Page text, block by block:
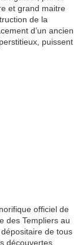
et grand maitre
de la
d’un ancien
puissent
officiel de
des Templiers au
de tous
découvertes